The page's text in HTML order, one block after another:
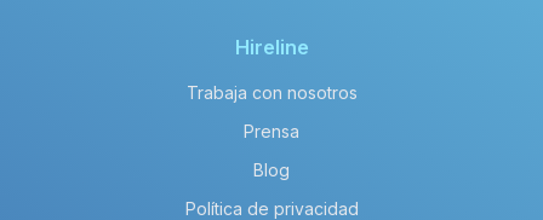
Hireline
Trabaja con nosotros
Prensa
Blog
Política de privacidad